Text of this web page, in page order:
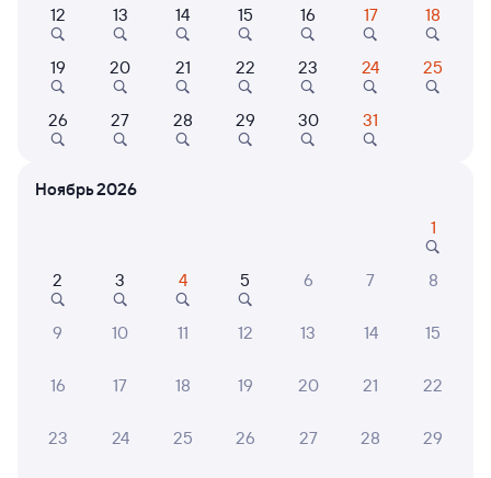
Выберите дату
001Э Россия Проходящий 8,4
Могоча
из Владивостока (ж/д вокзал)
в Москву Ярославскую
18:28 09:29
2 д 17 ч 1 м в пути
от 9 ⁠292 ⁠₽ 11 ⁠046 ⁠₽
Выберите дату
12 13 14 15 16 17 18
19 20 21 22 23 24 25
26 27 28 29 30 31
Ноябрь 2026
1
2 3 4 5 6 7 8
9 10 11 12 13 14 15
16 17 18 19 20 21 22
23 24 25 26 27 28 29